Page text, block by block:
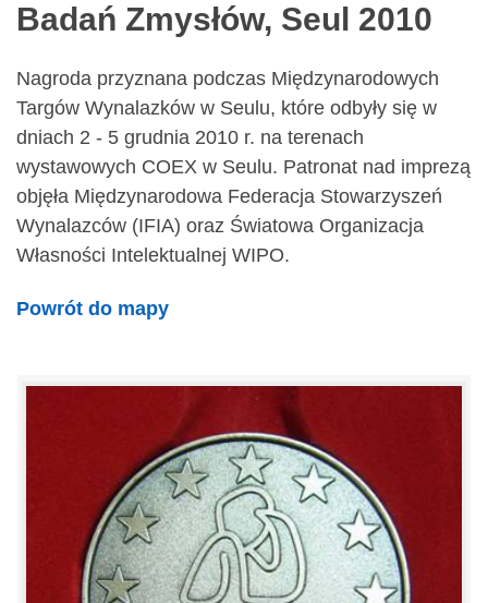
Badań Zmysłów, Seul 2010
Nagroda przyznana podczas Międzynarodowych
Targów Wynalazków w Seulu, które odbyły się w
dniach 2 - 5 grudnia 2010 r. na terenach
wystawowych COEX w Seulu. Patronat nad imprezą
objęła Międzynarodowa Federacja Stowarzyszeń
Wynalazców (IFIA) oraz Światowa Organizacja
Własności Intelektualnej WIPO.
Powrót do mapy